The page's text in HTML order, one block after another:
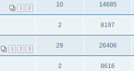
1 2 10 14685
2 8197
1 2 3 29 26406
2 8616